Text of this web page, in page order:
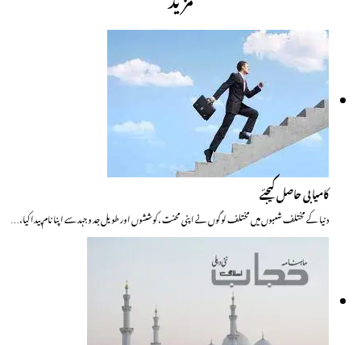
کامیابی حاصل کیجئے
دنیا کے مختلف شعبوں میں مختلف لوگوں نے اپنی محنت ،کوششوں اور طویل جد وجہد سے اپنا نام پیدا کیا،…